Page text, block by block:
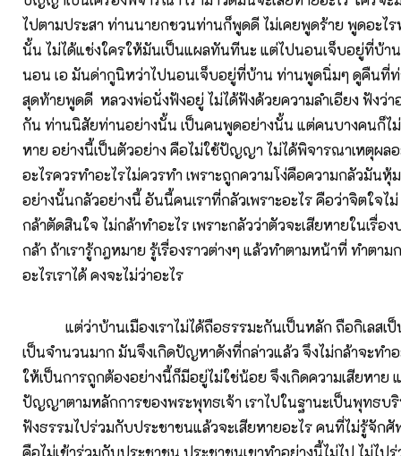
ไปตามประสา ท่านนายกชวนท่านก็พูดดี ไม่เคยพูดร้าย พูดอะไ
นั้น ไม่ได้แช่งใครให้มันเป็นแผลทันทีนะ แต่ไปนอนเจ็บอยู่ที่บ้า
นอน เอ มันด่ากูนิหว่าไปนอนเจ็บอยู่ที่บ้าน ท่านพูดนิ่มๆ ดูคืนที่
สุดท้ายพูดดี หลวงพ่อนั่งฟังอยู่ ไม่ได้ฟังด้วยความลำเอียง ฟังว่า
กัน ท่านนิสัยท่านอย่างนั้น เป็นคนพูดอย่างนั้น แต่คนบางคนก็ไม่
หาย อย่างนี้เป็นตัวอย่าง คือไม่ใช้ปัญญา ไม่ได้พิจารณาเหตุผลอ
อะไรควรทำอะไรไม่ควรทำ เพราะถูกความโง่คือความกลัวมันหุ้
อย่างนั้นกลัวอย่างนี้ อันนี้คนเราที่กลัวเพราะอะไร คือว่าจิตใจไม่
กล้าตัดสินใจ ไม่กล้าทำอะไร เพราะกลัวว่าตัวจะเสียหายในเรื่อง
กล้า ถ้าเรารู้กฎหมาย รู้เรื่องราวต่างๆ แล้วทำตามหน้าที่ ทำตาม
อะไรเราได้ คงจะไม่ว่าอะไร
แต่ว่าบ้านเมืองเราไม่ได้ถือธรรมะกันเป็นหลัก ถือกิเลสเ
เป็นจำนวนมาก มันจึงเกิดปัญหาดังที่กล่าวแล้ว จึงไม่กล้าจะทำ
ให้เป็นการถูกต้องอย่างนี้ก็มีอยู่ไม่ใช่น้อย จึงเกิดความเสียหาย
ปัญญาตามหลักการของพระพุทธเจ้า เราไปในฐานะเป็นพุทธบ
ฟังธรรมไปร่วมกับประชาชนแล้วจะเสียหายอะไร คนที่ไม่รู้จัก
คือไม่เข้าร่วมกับประชาชน ประชาชนเขาทำอย่างนี้ไม่ไป ไม่ไป